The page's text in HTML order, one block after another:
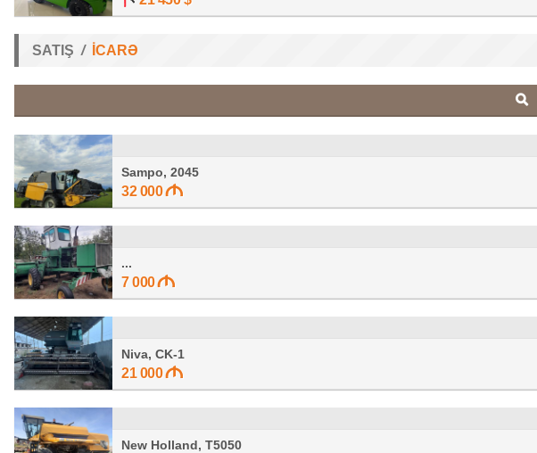
SATIŞ İCARƏ
Sampo, 2045
32 000
...
7 000
Niva, CK-1
21 000
New Holland, T5050